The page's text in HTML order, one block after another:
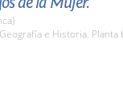
e Historia. Planta